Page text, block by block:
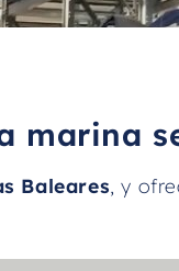
marina
Baleares, y